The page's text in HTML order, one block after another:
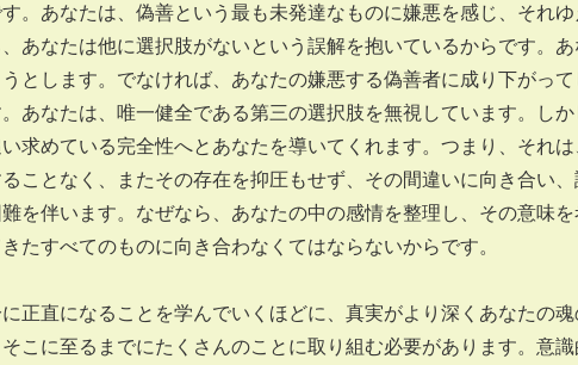
。あなたは、偽善という最も未発達なものに嫌悪を感じ、それ
あなたは他に選択肢がないという誤解を抱いているからです。
とします。でなければ、あなたの嫌悪する偽善者に成り下がっ
あなたは、唯一健全である第三の選択肢を無視しています。し
求めている完全性へとあなたを導いてくれます。つまり、それ
ことなく、またその存在を抑圧もせず、その間違いに向き合い、
を伴います。なぜなら、あなたの中の感情を整理し、その意味
たすべてのものに向き合わなくてはならないからです。
正直になることを学んでいくほどに、真実がより深くあなたの
こに至るまでにたくさんのことに取り組む必要があります。意